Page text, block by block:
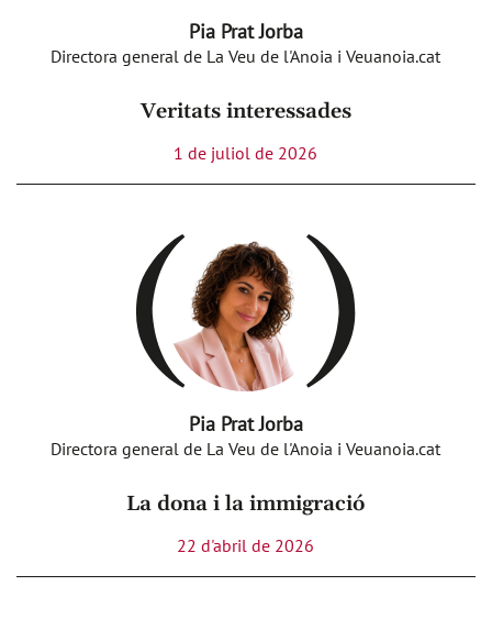
Pia Prat Jorba
Directora general de La Veu de l'Anoia i Veuanoia.cat
Veritats interessades
1 de juliol de 2026
Pia Prat Jorba
Directora general de La Veu de l'Anoia i Veuanoia.cat
La dona i la immigració
22 d'abril de 2026